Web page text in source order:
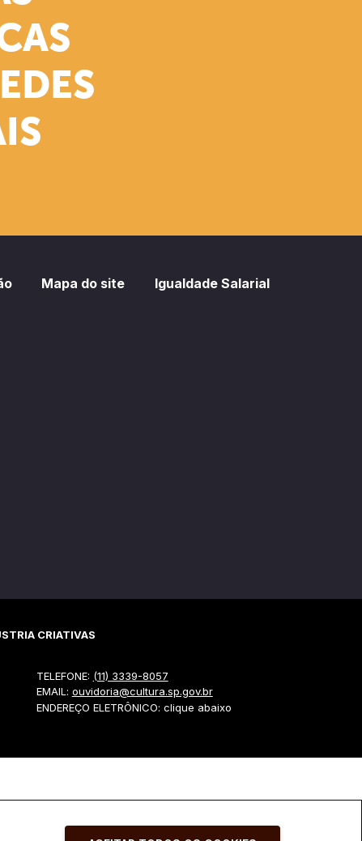
Mapa do site Igualdade Salarial
CRIATIVAS
TELEFONE: (11) 3339-8057
EMAIL: ouvidoria@cultura.sp.gov.br
ENDEREÇO ELETRÔNICO: clique abaixo